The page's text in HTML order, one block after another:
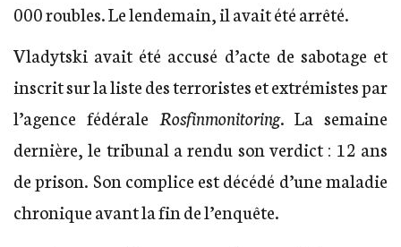
000 roubles. Le lendemain, il avait été arrêté.
Vladytski avait été accusé d’acte de sabotage et
inscrit sur la liste des terroristes et extrémistes par
l’agence fédérale Rosfinmonitoring. La semaine
dernière, le tribunal a rendu son verdict : 12 ans
de prison. Son complice est décédé d’une maladie
chronique avant la fin de l’enquête.